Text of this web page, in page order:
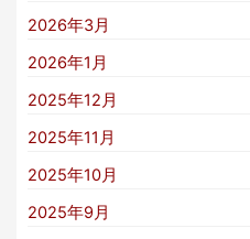
2026年3月
2026年1月
2025年12月
2025年11月
2025年10月
2025年9月